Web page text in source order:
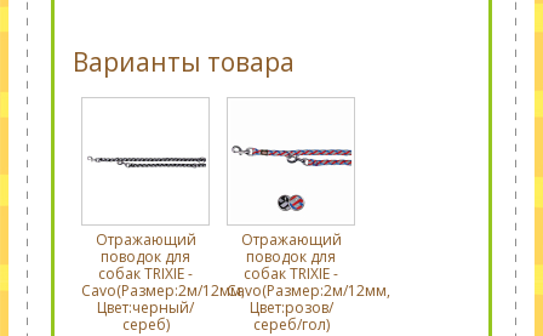
Варианты товара
Отражающий
поводок для
собак TRIXIE -
Cavo(Размер:2м/12мм,
Цвет:черный/
сереб)
Отражающий
поводок для
собак TRIXIE -
Cavo(Размер:2м/12мм,
Цвет:розов/
сереб/гол)